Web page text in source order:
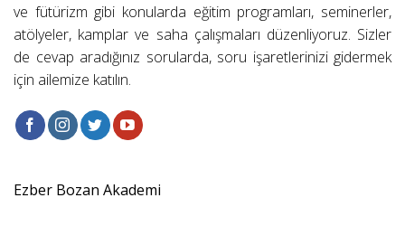
ve fütürizm gibi konularda eğitim programları, seminerler,
atölyeler, kamplar ve saha çalışmaları düzenliyoruz. Sizler
de cevap aradığınız sorularda, soru işaretlerinizi gidermek
için ailemize katılın.
Ezber Bozan Akademi